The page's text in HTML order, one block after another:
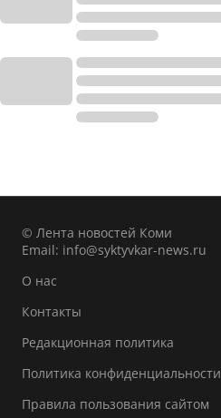
© Лента новостей Коми
Email: info@syktyvkar-news.ru
О нас
Контакты
Редакционная политика
Политика конфиденциальности
Правила пользования сайтом